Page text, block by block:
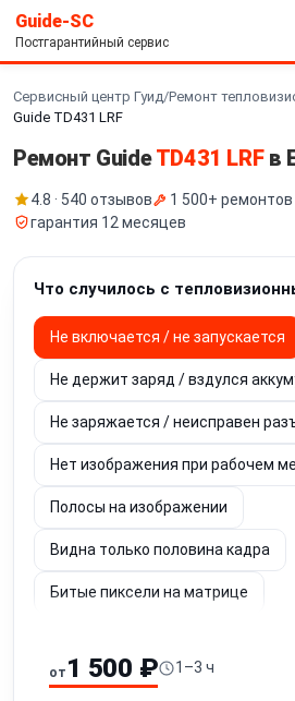
Guide-SC
Постгарантийный сервис
Сервисный центр Гуид/Ремонт
Guide TD431 LRF
Ремонт GuideTD431 LRFв
4.8 · 540 отзывов
1 500+ ремонтов
гарантия 12 месяцев
Что случилось с
Не включается / не запускается
Не держит заряд / вздулся
Не заряжается / неисправен
Нет изображения при рабочем
Полосы на изображении
Видна только половина кадра
Битые пиксели на матрице
Не работает энкодер / кнопки
от 1 500 ₽ 1–3 ч